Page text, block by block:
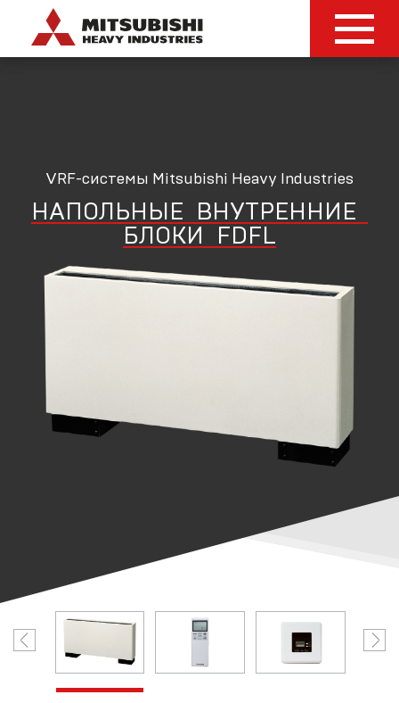
VRF-системы Mitsubishi Heavy Industries
НАПОЛЬНЫЕ
ВНУТРЕННИЕ
БЛОКИ
FDFL